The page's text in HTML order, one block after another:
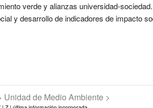
verde y alianzas universidad-
y desarrollo de indicadores de impacto
de Medio Ambiente >